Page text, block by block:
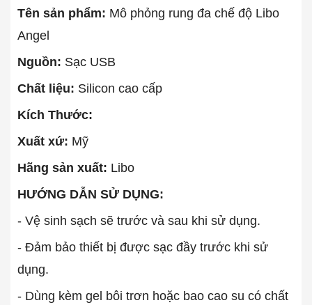
Tên sản phẩm: Mô phỏng rung đa chế độ Libo
Angel
Nguồn: Sạc USB
Chất liệu: Silicon cao cấp
Kích Thước:
Xuất xứ: Mỹ
Hãng sản xuất: Libo
HƯỚNG DẪN SỬ DỤNG:
- Vệ sinh sạch sẽ trước và sau khi sử dụng.
- Đảm bảo thiết bị được sạc đầy trước khi sử
dụng.
- Dùng kèm gel bôi trơn hoặc bao cao su có chất